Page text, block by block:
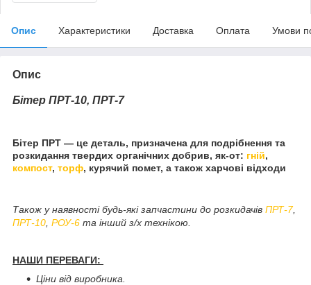
Опис Характеристики Доставка Оплата Умови
Опис
Бітер ПРТ-10, ПРТ-7
Бітер ПРТ — це деталь, призначена для подрібнення та
розкидання твердих органічних добрив, як-от: гній,
компост, торф, курячий помет, а також харчові відходи
Також у наявності будь-які запчастини до розкидачів ПРТ-7,
ПРТ-10 РОУ-6 та інший з/х технікою.
НАШИ ПЕРЕВАГИ:
Ціни від виробника.